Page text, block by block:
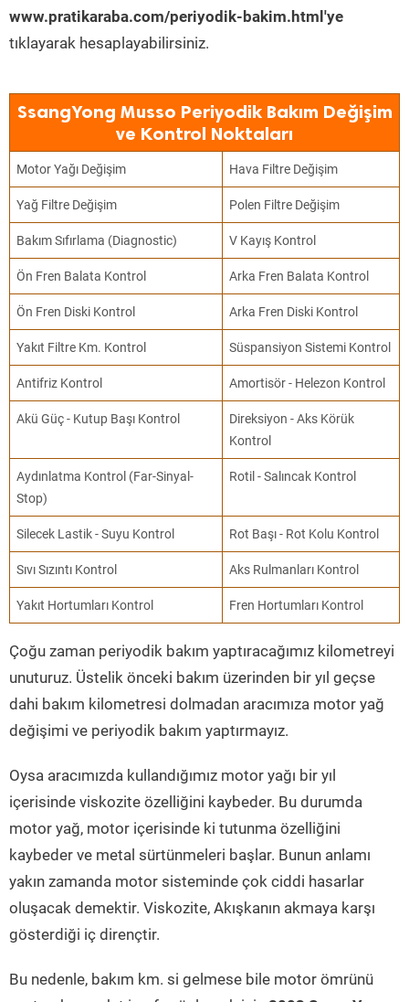
www.pratikaraba.com/periyodik-bakim.html'ye
tıklayarak hesaplayabilirsiniz.
SsangYong Musso Periyodik Bakım Değişim
ve Kontrol Noktaları
Motor Yağı Değişim Hava Filtre Değişim
Yağ Filtre Değişim Polen Filtre Değişim
Bakım Sıfırlama (Diagnostic) V Kayış Kontrol
Ön Fren Balata Kontrol Arka Fren Balata Kontrol
Ön Fren Diski Kontrol Arka Fren Diski Kontrol
Yakıt Filtre Km. Kontrol Süspansiyon Sistemi Kontrol
Antifriz Kontrol Amortisör - Helezon Kontrol
Akü Güç - Kutup Başı Kontrol
Direksiyon - Aks Körük
Kontrol
Aydınlatma Kontrol (Far-Sinyal-
Stop)
Rotil - Salıncak Kontrol
Silecek Lastik - Suyu Kontrol Rot Başı - Rot Kolu Kontrol
Sıvı Sızıntı Kontrol Aks Rulmanları Kontrol
Yakıt Hortumları Kontrol Fren Hortumları Kontrol
Çoğu zaman periyodik bakım yaptıracağımız kilometreyi
unuturuz. Üstelik önceki bakım üzerinden bir yıl geçse
dahi bakım kilometresi dolmadan aracımıza motor yağ
değişimi ve periyodik bakım yaptırmayız.
Oysa aracımızda kullandığımız motor yağı bir yıl
içerisinde viskozite özelliğini kaybeder. Bu durumda
motor yağ, motor içerisinde ki tutunma özelliğini
kaybeder ve metal sürtünmeleri başlar. Bunun anlamı
yakın zamanda motor sisteminde çok ciddi hasarlar
oluşacak demektir. Viskozite, Akışkanın akmaya karşı
gösterdiği iç dirençtir.
Bu nedenle, bakım km. si gelmese bile motor ömrünü